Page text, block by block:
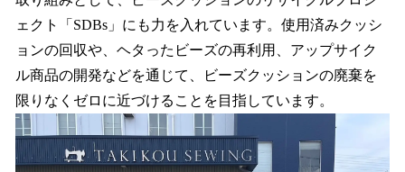
ェクト「SDBs」にも力を入れています。使用済みクッシ
ョンの回収や、ヘタったビーズの再利用、アップサイク
ル商品の開発などを通じて、ビーズクッションの廃棄を
限りなくゼロに近づけることを目指しています。